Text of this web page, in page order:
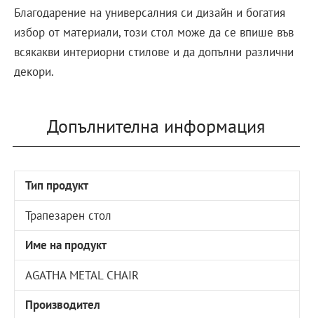
Благодарение на универсалния си дизайн и богатия
избор от материали, този стол може да се впише във
всякакви интериорни стилове и да допълни различни
декори.
Допълнителна информация
Тип продукт
Трапезарен стол
Име на продукт
AGATHA METAL CHAIR
Производител